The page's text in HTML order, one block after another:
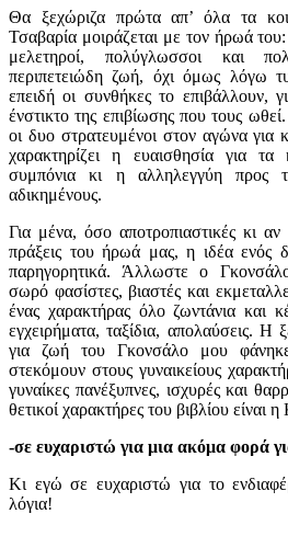
Θα ξεχώριζα πρώτα απ’ όλα τα
Τσαβαρία μοιράζεται με τον ήρωά του:
μελετηροί, πολύγλωσσοι και
περιπετειώδη ζωή, όχι όμως λόγω
επειδή οι συνθήκες το επιβάλλουν,
ένστικτο της επιβίωσης που τους
οι δυο στρατευμένοι στον αγώνα για
χαρακτηρίζει η ευαισθησία για
συμπόνια κι η αλληλεγγύη προς
αδικημένους.
Για μένα, όσο αποτροπιαστικές κι
πράξεις του ήρωά μας, η ιδέα ενός
παρηγορητικά. Άλλωστε ο
σωρό φασίστες, βιαστές και
ένας χαρακτήρας όλο ζωντάνια και
εγχειρήματα, ταξίδια, απολαύσεις. Η
για ζωή του Γκονσάλο μου
στεκόμουν στους γυναικείους
γυναίκες πανέξυπνες, ισχυρές και
θετικοί χαρακτήρες του βιβλίου είναι
-σε ευχαριστώ για μια ακόμα φορά
Κι εγώ σε ευχαριστώ για το
λόγια!